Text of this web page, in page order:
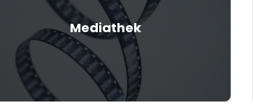
Mediathek